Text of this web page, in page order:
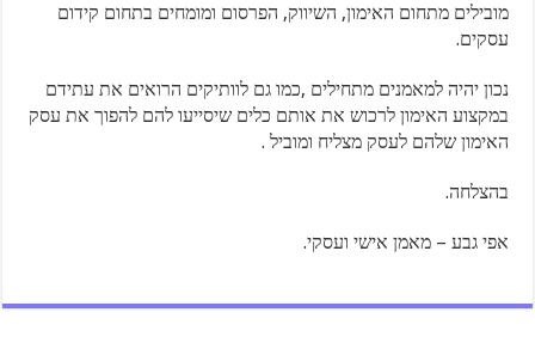
מובילים מתחום האימון, השיווק, הפרסום ומומחים בתחום קידום
עסקים.
נכון יהיה למאמנים מתחילים ,כמו גם לוותיקים הרואים את עתידם
במקצוע האימון לרכוש את אותם כלים שיסייעו להם להפוך את עסק
האימון שלהם לעסק מצליח ומוביל .
בהצלחה.
אפי גבע – מאמן אישי ועסקי.